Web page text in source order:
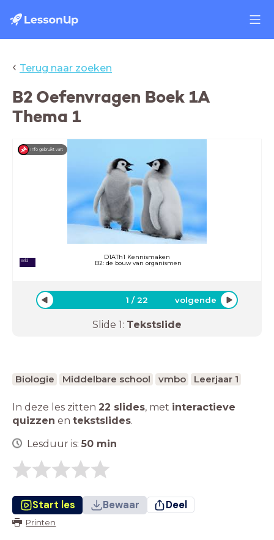
‹ Terug naar zoeken
B2 Oefenvragen Boek 1A
Thema 1
D1ATh1 Kennismaken
B2: de bouw van organismen
Info gebruikt van:
Wld
1 /22 volgende
Slide 1: Tekstslide
Biologie Middelbare school vmbo Leerjaar 1
In deze les zitten 22 slides, met interactieve
quizzen en tekstslides.
Lesduur is: 50 min
Start les Bewaar Deel
Printen